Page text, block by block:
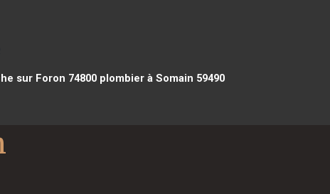
sur Foron 74800plombier à Somain 59490